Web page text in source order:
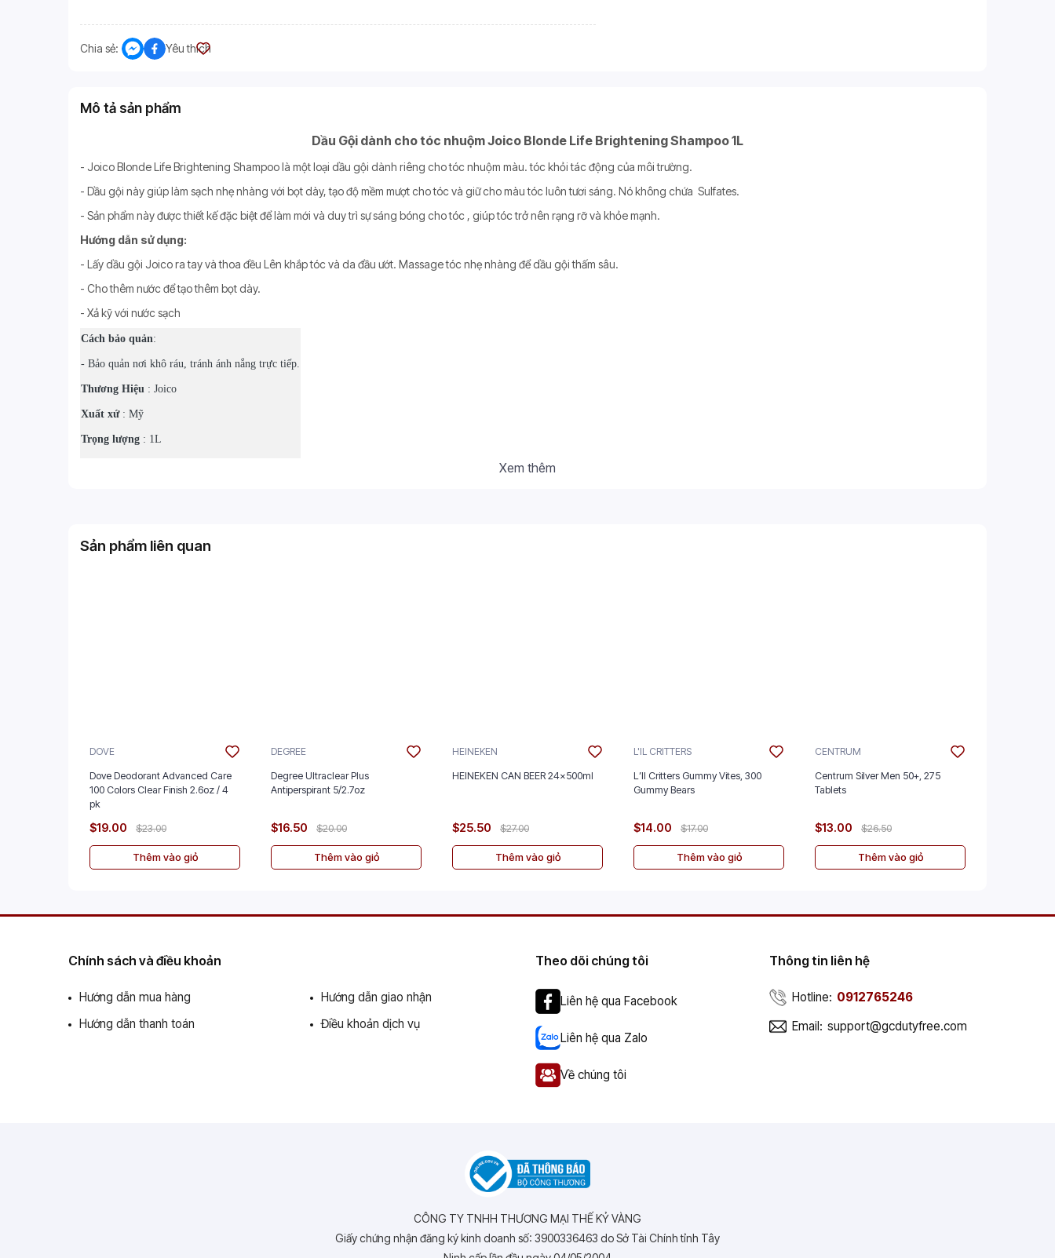
Chia sẻ: Yêu thích
Mô tả sản phẩm
Dầu Gội dành cho tóc nhuộm Joico Blonde Life Brightening Shampoo 1L
- Joico Blonde Life Brightening Shampoo là một loại dầu gội dành riêng cho tóc nhuộm màu. tóc khỏi tác động của môi trường.
- Dầu gội này giúp làm sạch nhẹ nhàng với bọt dày, tạo độ mềm mượt cho tóc và giữ cho màu tóc luôn tươi sáng. Nó không chứa Sulfates.
- Sản phẩm này được thiết kế đặc biệt để làm mới và duy trì sự sáng bóng cho tóc , giúp tóc trở nên rạng rỡ và khỏe mạnh.
Hướng dẫn sử dụng:
- Lấy dầu gội Joico ra tay và thoa đều Lên khắp tóc và da đầu ướt. Massage tóc nhẹ nhàng để dầu gội thấm sâu.
- Cho thêm nước để tạo thêm bọt dày.
- Xả kỹ với nước sạch
Cách bảo quản:
- Bảo quản nơi khô ráu, tránh ánh nắng trực tiếp.
Thương Hiệu : Joico
Xuất xứ: Mỹ
Trọng lượng : 1L
Xem thêm
Sản phẩm liên quan
DOVE
Dove Deodorant Advanced Care
100 Colors Clear Finish 2.6oz / 4
pk
$19.00 $23.00
Thêm vào giỏ
DEGREE
Degree Ultraclear Plus
Antiperspirant 5/2.7oz
$16.50 $20.00
Thêm vào giỏ
HEINEKEN
HEINEKEN CAN BEER 24x500ml
$25.50 $27.00
Thêm vào giỏ
L'IL CRITTERS
L’Il Critters Gummy Vites, 300
Gummy Bears
$14.00 $17.00
Thêm vào giỏ
CENTRUM
Centrum Silver Men 50+, 275
Tablets
$13.00 $26.50
Thêm vào giỏ
Chính sách và điều khoản
Hướng dẫn mua hàng
Hướng dẫn thanh toán
Hướng dẫn giao nhận
Điều khoản dịch vụ
Theo dõi chúng tôi
Liên hệ qua Facebook
Liên hệ qua Zalo
Về chúng tôi
Thông tin liên hệ
Hotline: 0912765246
Email: support@gcdutyfree.com
CÔNG TY TNHH THƯƠNG MẠI THẾ KỶ VÀNG
Giấy chứng nhận đăng ký kinh doanh số: 3900336463 do Sở Tài Chính tỉnh Tây